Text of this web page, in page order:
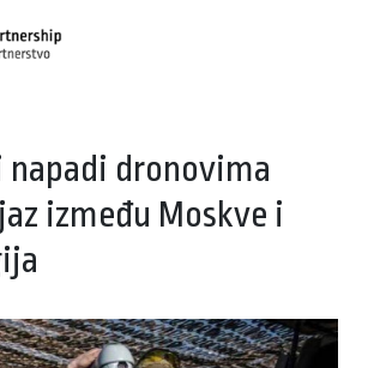
napadi dronovima
između Moskve i